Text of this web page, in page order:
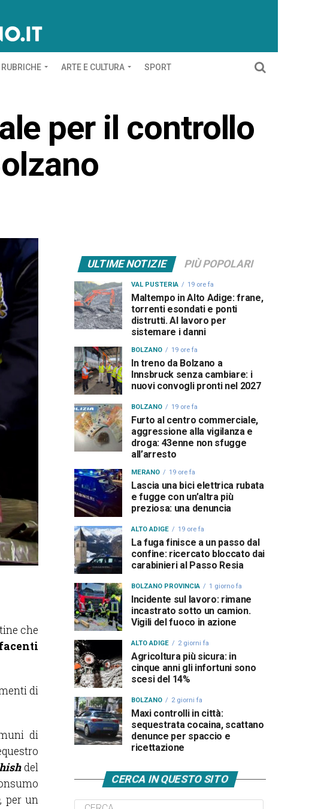
RUBRICHE ARTE E CULTURA SPORT
per il controllo
che
di
di
del
, per un
ULTIME NOTIZIE PIÙ POPOLARI
VAL PUSTERIA 19 ore fa
Maltempo in Alto Adige: frane,
torrenti esondati e ponti
distrutti. Al lavoro per
sistemare i danni
BOLZANO 19 ore fa
In treno da Bolzano a
Innsbruck senza cambiare: i
nuovi convogli pronti nel 2027
BOLZANO 19 ore fa
Furto al centro commerciale,
aggressione alla vigilanza e
droga: 43enne non sfugge
all’arresto
MERANO 19 ore fa
Lascia una bici elettrica rubata
e fugge con un’altra più
preziosa: una denuncia
ALTO ADIGE 19 ore fa
La fuga finisce a un passo dal
confine: ricercato bloccato dai
carabinieri al Passo Resia
BOLZANO PROVINCIA 1 giorno fa
Incidente sul lavoro: rimane
incastrato sotto un camion.
Vigili del fuoco in azione
ALTO ADIGE 2 giorni fa
Agricoltura più sicura: in
cinque anni gli infortuni sono
scesi del 14%
BOLZANO 2 giorni fa
Maxi controlli in città:
sequestrata cocaina, scattano
denunce per spaccio e
ricettazione
CERCA IN QUESTO SITO